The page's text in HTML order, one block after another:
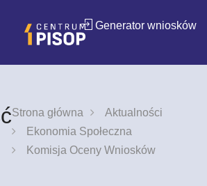
Generator wniosków
Strona główna
Aktualności
Ekonomia Społeczna
Komisja Oceny Wniosków